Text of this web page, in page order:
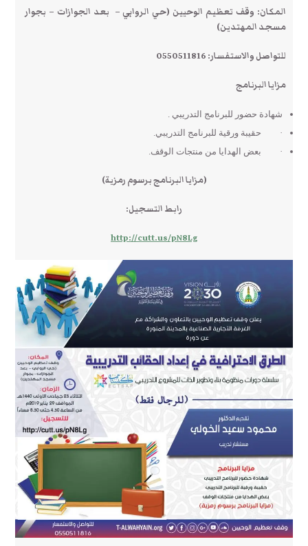
المكان: وقف تعظيم الوحيين (حي الروابي – بعد الجوازات – بجوار
مسجد المهتدين)
للتواصل والاستفسار: 0550511816
مزايا البرنامج
شهادة حضور للبرنامج التدريبي .
· حقيبة ورقية للبرنامج التدريبي.
· بعض الهدايا من منتجات الوقف.
(مزايا البرنامج برسوم رمزية)
رابط التسجيل:
http://cutt.us/pN8Lg